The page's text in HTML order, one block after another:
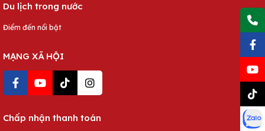
Du lịch trong nước
Điểm đến nổi bật
MẠNG XÃ HỘI
Chấp nhận thanh toán